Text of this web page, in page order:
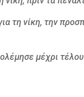
τη νίκη, την
μέχρι